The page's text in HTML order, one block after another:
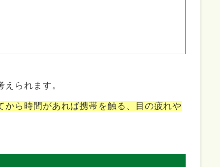
られます。
から時間があれば携帯を触る、目の疲れや